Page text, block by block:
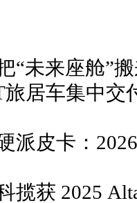
“未来座舱”
居车集中交
派皮卡：
揽获 2025